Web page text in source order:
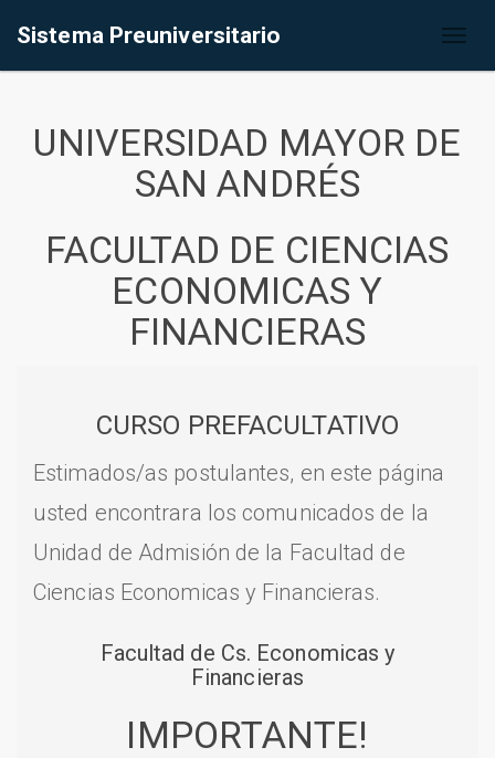
Sistema Preuniversitario
UNIVERSIDAD MAYOR DE
SAN ANDRÉS
FACULTAD DE CIENCIAS
ECONOMICAS Y
FINANCIERAS
CURSO PREFACULTATIVO
Estimados/as postulantes, en este página
usted encontrara los comunicados de la
Unidad de Admisión de la Facultad de
Ciencias Economicas y Financieras.
Facultad de Cs. Economicas y
Financieras
IMPORTANTE!